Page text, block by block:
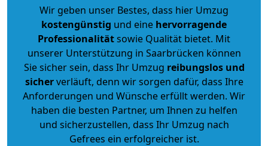
Wir geben unser Bestes, dass hier Umzug
kostengünstig und eine hervorragende
Professionalitätsowie Qualität bietet. Mit
unserer Unterstützung in Saarbrücken können
Sie sicher sein, dass Ihr Umzug reibungslos und
sicherverläuft, denn wir sorgen dafür, dass Ihre
Anforderungen und Wünsche erfüllt werden. Wir
haben die besten Partner, um Ihnen zu helfen
und sicherzustellen, dass Ihr Umzug nach
Gefrees ein erfolgreicher ist.